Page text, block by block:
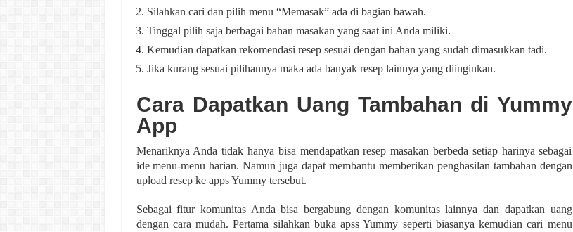
Silahkan cari dan pilih menu “Memasak” ada di bagian bawah.
Tinggal pilih saja berbagai bahan masakan yang saat ini Anda miliki.
Kemudian dapatkan rekomendasi resep sesuai dengan bahan yang sudah dimasukkan tadi.
Jika kurang sesuai pilihannya maka ada banyak resep lainnya yang diinginkan.
Cara Dapatkan Uang Tambahan di Yummy
App
Menariknya Anda tidak hanya bisa mendapatkan resep masakan berbeda setiap harinya sebagai
ide menu-menu harian. Namun juga dapat membantu memberikan penghasilan tambahan dengan
upload resep ke apps Yummy tersebut.
Sebagai fitur komunitas Anda bisa bergabung dengan komunitas lainnya dan dapatkan uang
dengan cara mudah. Pertama silahkan buka apss Yummy seperti biasanya kemudian cari menu